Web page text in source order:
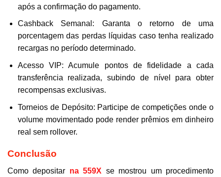
após a confirmação do pagamento.
Cashback Semanal: Garanta o retorno de uma
porcentagem das perdas líquidas caso tenha realizado
recargas no período determinado.
Acesso VIP: Acumule pontos de fidelidade a cada
transferência realizada, subindo de nível para obter
recompensas exclusivas.
Torneios de Depósito: Participe de competições onde o
volume movimentado pode render prêmios em dinheiro
real sem rollover.
Conclusão
Como depositar na 559X se mostrou um procedimento